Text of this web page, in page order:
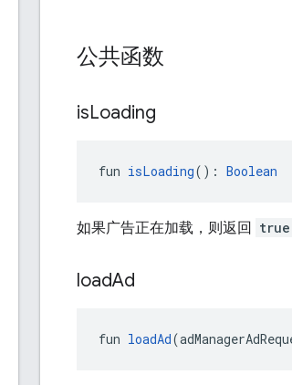
公共函数
isLoading
fun isLoading(): Boolean
如果广告正在加载，则返回 true
loadAd
fun loadAd